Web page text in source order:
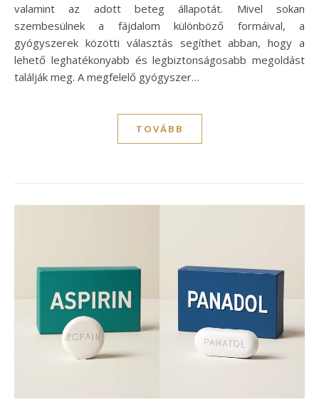
valamint az adott beteg állapotát. Mivel sokan
szembesülnek a fájdalom különböző formáival, a
gyógyszerek közötti választás segíthet abban, hogy a
lehető leghatékonyabb és legbiztonságosabb megoldást
találják meg. A megfelelő gyógyszer…
TOVÁBB